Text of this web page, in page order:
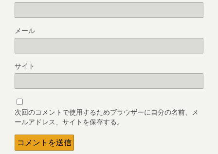
メール
サイト
次回のコメントで使用するためブラウザーに自分の名前、メ
ールアドレス、サイトを保存する。